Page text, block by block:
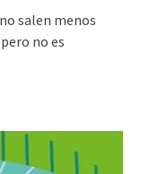
salen menos
no es